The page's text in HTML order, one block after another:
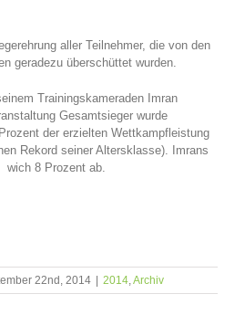
aller Teilnehmer, die von den
geradezu überschüttet wurden.
Trainingskameraden Imran
Gesamtsieger wurde
der erzielten Wettkampfleistung
Rekord seiner Altersklasse). Imrans
wich 8 Prozent ab.
22nd, 2014 2014,Archiv